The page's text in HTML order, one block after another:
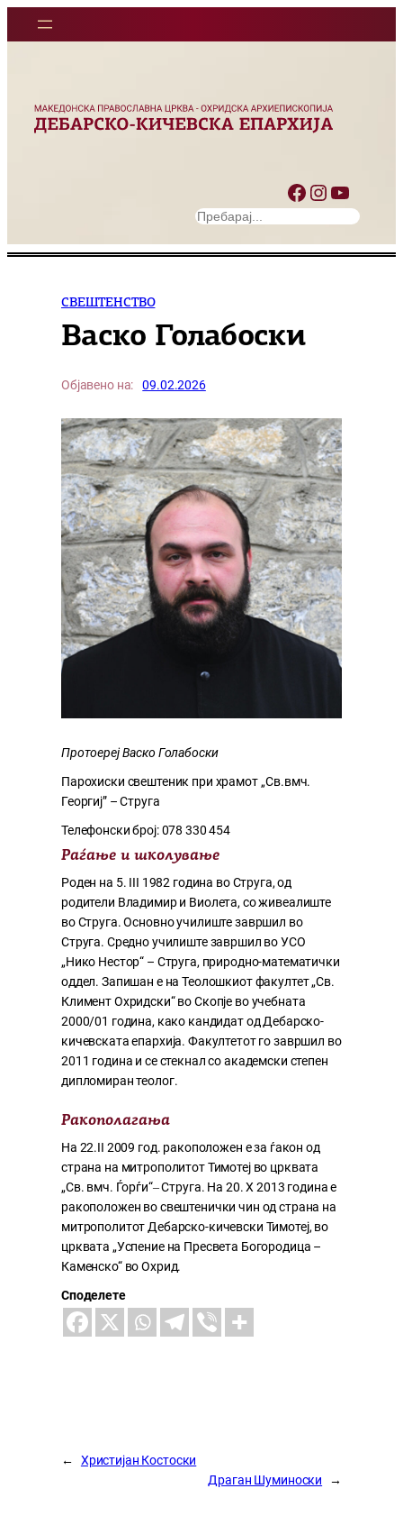
Facebook Instagram YouTube
S
a
СВЕШТЕНСТВО
Васко Голабоски
Објавено на: 09.02.2026
Протоереј Васко Голабоски
Парохиски свештеник при храмот ,,Св.вмч.
Георгиј” – Струга
Телефонски број: 078 330 454
Раѓање и школување
Роден на 5. III 1982 година во Струга, од
родители Владимир и Виолета, со живеалиште
во Струга. Основно училиште завршил во
Струга. Средно училиште завршил во УСО
„Нико Нестор“ – Струга, природно-математички
оддел. Запишан е на Теолошкиот факултет „Св.
Климент Охридски“ во Скопје во учебната
2000/01 година, како кандидат од Дебарско-
кичевската епархија. Факултетот го завршил во
2011 година и се стекнал со академски степен
дипломиран теолог.
Ракополагања
На 22.II 2009 год. ракоположен e за ѓакон од
страна на митрополитот Тимотеј во црквата
„Св. вмч. Ѓорѓи“‒ Струга. На 20. X 2013 година е
ракоположен во свештенички чин од страна на
митрополитот Дебарско-кичевски Тимотеј, во
црквата „Успение на Пресвета Богородица –
Каменско“ во Охрид.
Споделете
←
Христијан Костоски
Драган Шуминоски
→